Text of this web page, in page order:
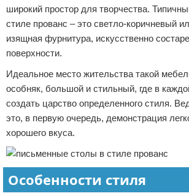
широкий простор для творчества.
стиле прованс – это светло-коричневый
изящная фурнитура, искусственно
поверхности.
Идеальное место жительства такой
особняк, большой и стильный, где в
создать царство определенного стиля.
это, в первую очередь, демонстрация
хорошего вкуса.
Особенности стиля